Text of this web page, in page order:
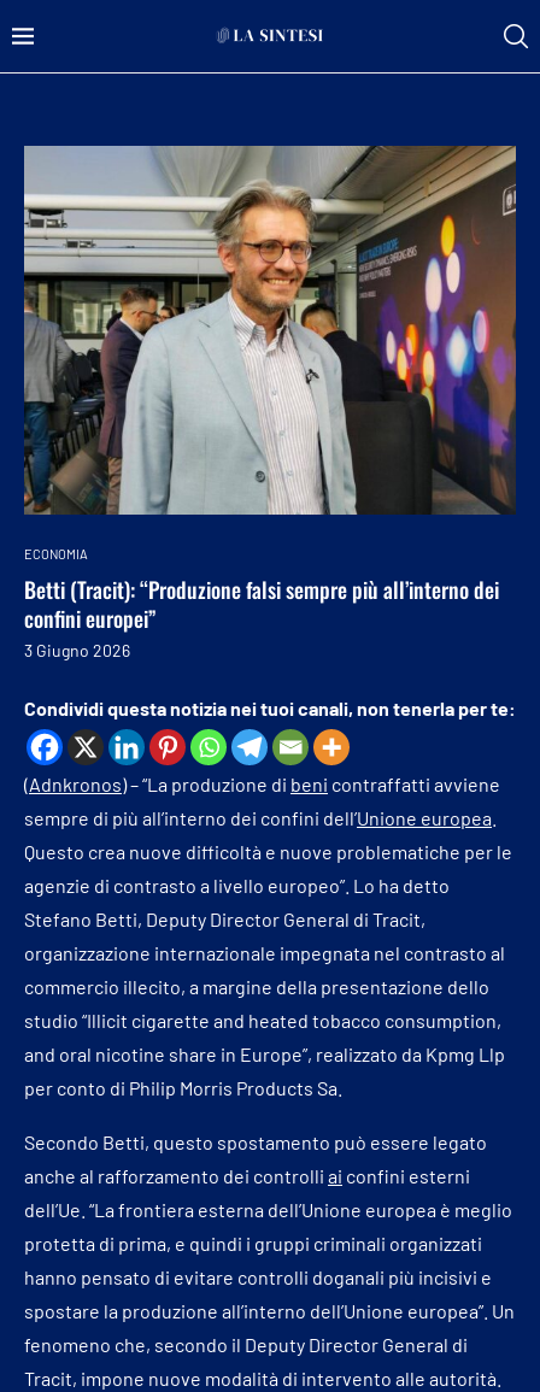
ECONOMIA
Betti (Tracit): “Produzione falsi sempre più all’interno dei
confini europei”
3 Giugno 2026
Condividi questa notizia nei tuoi canali, non tenerla per te:
(Adnkronos) – “La produzione di beni contraffatti avviene
sempre di più all’interno dei confini dell’Unione europea
Questo crea nuove difficoltà e nuove problematiche per le
agenzie di contrasto a livello europeo”. Lo ha detto
Stefano Betti, Deputy Director General di Tracit,
organizzazione internazionale impegnata nel contrasto al
commercio illecito, a margine della presentazione dello
studio “Illicit cigarette and heated tobacco consumption,
and oral nicotine share in Europe”, realizzato da Kpmg Llp
per conto di Philip Morris Products Sa.
Secondo Betti, questo spostamento può essere legato
anche al rafforzamento dei controlli ai confini esterni
dell’Ue. “La frontiera esterna dell’Unione europea è meglio
protetta di prima, e quindi i gruppi criminali organizzati
hanno pensato di evitare controlli doganali più incisivi e
spostare la produzione all’interno dell’Unione europea”. Un
fenomeno che, secondo il Deputy Director General di
Tracit, impone nuove modalità di intervento alle autorità.